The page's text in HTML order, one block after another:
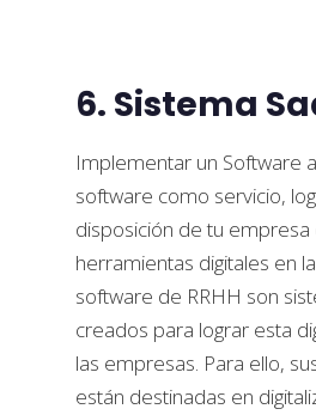
6. Sistema
Implementar un Software
software como servicio,
disposición de tu
herramientas digitales en
software de RRHH son
creados para lograr esta
las empresas. Para ello,
están destinadas en